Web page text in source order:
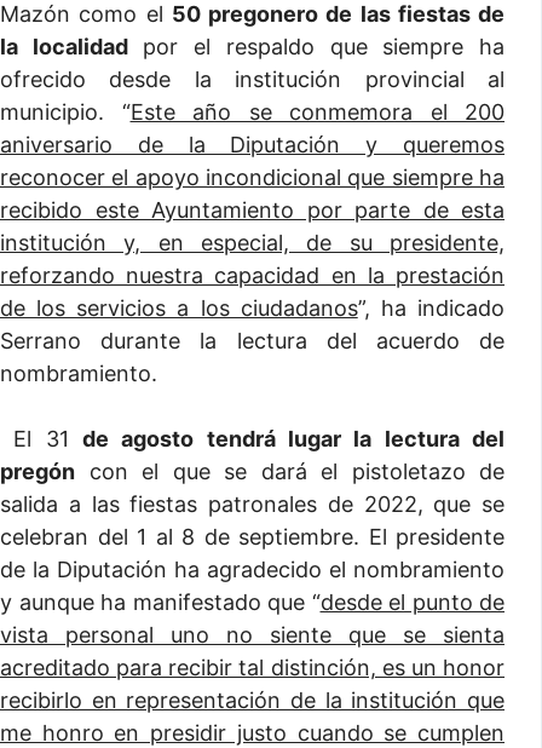
Mazón como el 50 pregonero de las fiestas de
la localidadpor el respaldo que siempre ha
ofrecido desde la institución provincial al
municipio. “Este año se conmemora el 200
aniversario de la Diputación y queremos
reconocer el apoyo incondicional que siempre ha
recibido este Ayuntamiento por parte de esta
institución y, en especial, de su presidente,
reforzando nuestra capacidad en la prestación
de los servicios a los ciudadanos”, ha indicado
Serrano durante la lectura del acuerdo de
nombramiento.
El 31 de agosto tendrá lugar la lectura del
pregón con el que se dará el pistoletazo de
salida a las fiestas patronales de 2022, que se
celebran del 1 al 8 de septiembre. El presidente
de la Diputación ha agradecido el nombramiento
y aunque ha manifestado que “desde el punto de
vista personal uno no siente que se sienta
acreditado para recibir tal distinción, es un honor
recibirlo en representación de la institución que
me honro en presidir justo cuando se cumplen